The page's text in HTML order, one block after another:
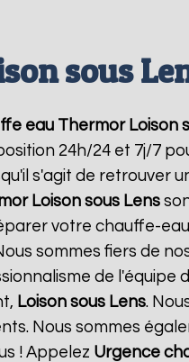
sous
eau Thermor Loison
24h/24 et 7j/7
s'agit de retrouver
Loison sous Lens
votre chauffe-
sommes fiers de
de l'équipe
Loison sous Lens.
Nous sommes
! Appelez Urgence